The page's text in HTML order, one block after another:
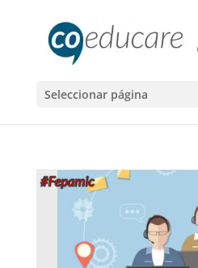
Seleccionar página